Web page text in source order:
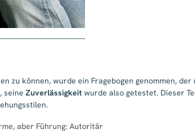
zu können, wurde ein Fragebogen genommen,
seine Zuverlässigkeitwurde also getestet. Dieser
aber Führung: Autoritär